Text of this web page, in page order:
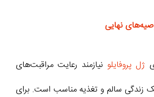
نهایی
ژل پروفایلو نیازمند رعایت مراقبت‌های
زندگی سالم و تغذیه مناسب است. برای